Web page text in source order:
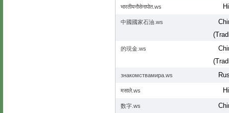
भारतीयनौसेनापोत.ws
中國國家石油.ws
的現金.ws
знакомствамира.ws
मसाले.ws
数字.ws